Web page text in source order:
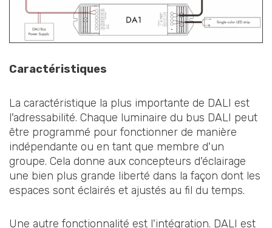
Caractéristiques
La caractéristique la plus importante de DALI est
l'adressabilité. Chaque luminaire du bus DALI peut
être programmé pour fonctionner de manière
indépendante ou en tant que membre d'un
groupe. Cela donne aux concepteurs d'éclairage
une bien plus grande liberté dans la façon dont les
espaces sont éclairés et ajustés au fil du temps.
Une autre fonctionnalité est l'intégration. DALI est